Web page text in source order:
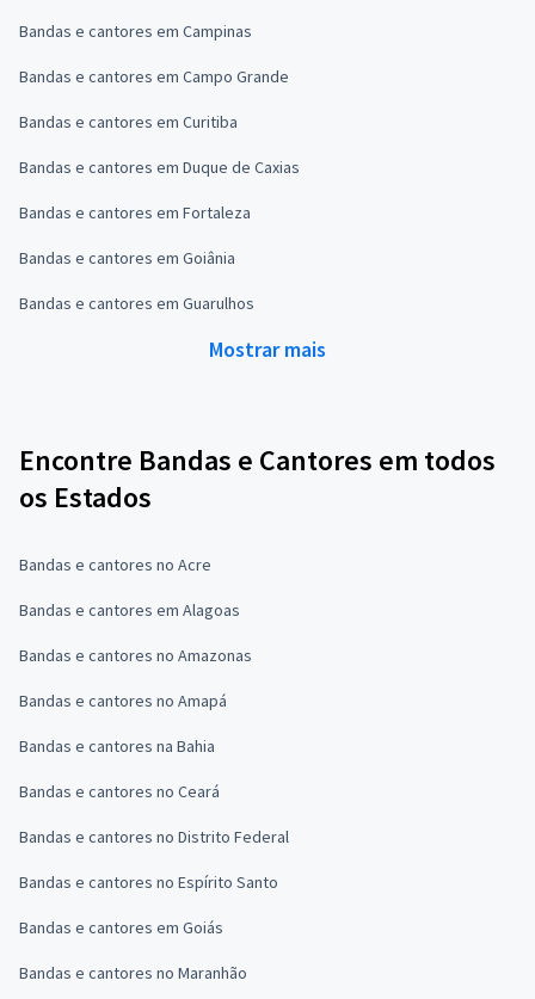
Bandas e cantores em Campinas
Bandas e cantores em Campo Grande
Bandas e cantores em Curitiba
Bandas e cantores em Duque de Caxias
Bandas e cantores em Fortaleza
Bandas e cantores em Goiânia
Bandas e cantores em Guarulhos
Mostrar mais
Encontre Bandas e Cantores em todos
os Estados
Bandas e cantores no Acre
Bandas e cantores em Alagoas
Bandas e cantores no Amazonas
Bandas e cantores no Amapá
Bandas e cantores na Bahia
Bandas e cantores no Ceará
Bandas e cantores no Distrito Federal
Bandas e cantores no Espírito Santo
Bandas e cantores em Goiás
Bandas e cantores no Maranhão